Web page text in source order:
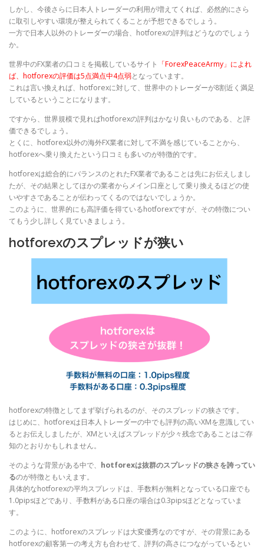
しかし、今後さらに日本人トレーダーの利用が増えてくれば、必然的にさら
に取引しやすい環境が整えられてくることが予想できるでしょう。
一方で日本人以外のトレーダーの場合、hotforexの評判はどうなのでしょう
か。
世界中のFX業者の口コミを掲載しているサイト 「ForexPeaceArmy」によれ
ば、hotforexの評価は5点満点中4点弱となっています。
これは言い換えれば、hotforexに対して、世界中のトレーダーが8割近く満足
しているということになります。
ですから、世界規模で見ればhotforexの評判はかなり良いものである、と評
価できるでしょう。
とくに、hotforex以外の海外FX業者に対して不満を感じていることから、
hotforexへ乗り換えたという口コミも多いのが特徴的です。
hotforexは総合的にバランスのとれたFX業者であることは先にお伝えしまし
たが、その結果としてほかの業者からメイン口座として乗り換えるほどの使
いやすさであることが伝わってくるのではないでしょうか。
このように、世界的にも高評価を得ているhotforexですが、その特徴につい
てもう少し詳しく見ていきましょう。
hotforexのスプレッドが狭い
hotforexの特徴としてまず挙げられるのが、そのスプレッドの狭さです。
はじめに、hotforexは日本人トレーダーの中でも評判の高いXMを意識してい
るとお伝えしましたが、XMといえばスプレッドが少々残念であることはご存
知のとおりかもしれません。
そのような背景がある中で、 hotforexは抜群のスプレッドの狭さを誇ってい
るのが特徴ともいえます。
具体的なhotforexの平均スプレッドは、手数料が無料となっている口座でも
1.0pipsほどであり、手数料がある口座の場合は0.3pipsほどとなっていま
す。
このように、hotforexのスプレッドは大変優秀なのですが、その背景にある
hotforexの顧客第一の考え方も合わせて、評判の高さにつながっているとい